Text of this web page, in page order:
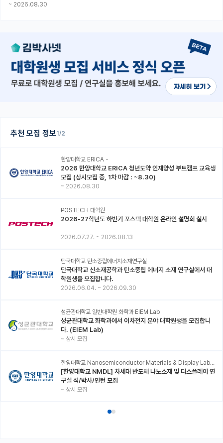
추천 모집 정보1/2
한양대학교 ERICA -
2026 한양대학교 ERICA 청년도약 인재양성 부트캠프 교육생
모집 (상시모집 중, 1차 마감 : ~8.30)
~ 2026.08.30
POSTECH 대학원
2026-27학년도 하반기 포스텍 대학원 온라인 설명회 실시
2026.07.27. ~ 2026.08.13
단국대학교 탄소중립에너지소재연구실
단국대학교 신소재공학과 탄소중립 에너지 소재 연구실에서 대
학원생을 모집합니다.
2026.06.04. ~ 2026.09.30
성균관대학교 일반대학원 화학과 EIEM Lab
성균관대학교 화학과에서 이차전지 분야 대학원생을 모집합니
다. (EIEM Lab)
~ 상시 모집
한양대학교 Nanosemiconductor Materials & Display Laboratory
[한양대학교 NMDL] 차세대 반도체 나노소재 및 디스플레이 연
구실 석/박사/인턴 모집
~ 상시 모집
~ 2026.08.30